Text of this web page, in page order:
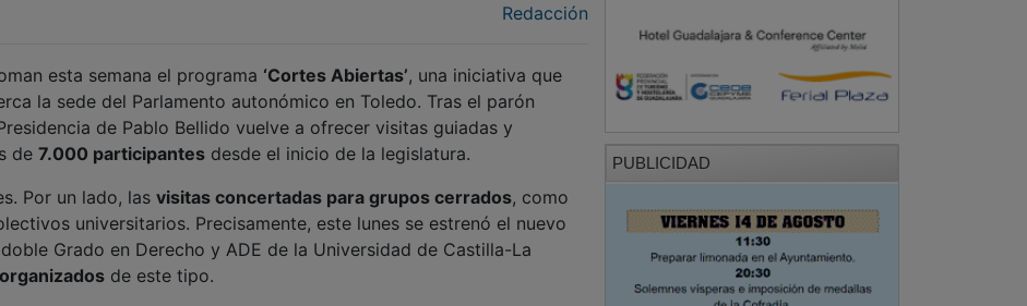
Redacción
esta semana el programa ‘Cortes Abiertas’, una iniciativa que
la sede del Parlamento autonómico en Toledo. Tras el parón
de Pablo Bellido vuelve a ofrecer visitas guiadas y
de 7.000 participantes desde el inicio de la legislatura.
Por un lado, las visitas concertadas para grupos cerrados, como
universitarios. Precisamente, este lunes se estrenó el nuevo
Grado en Derecho y ADE de la Universidad de Castilla-La
de este tipo.
PUBLICIDAD